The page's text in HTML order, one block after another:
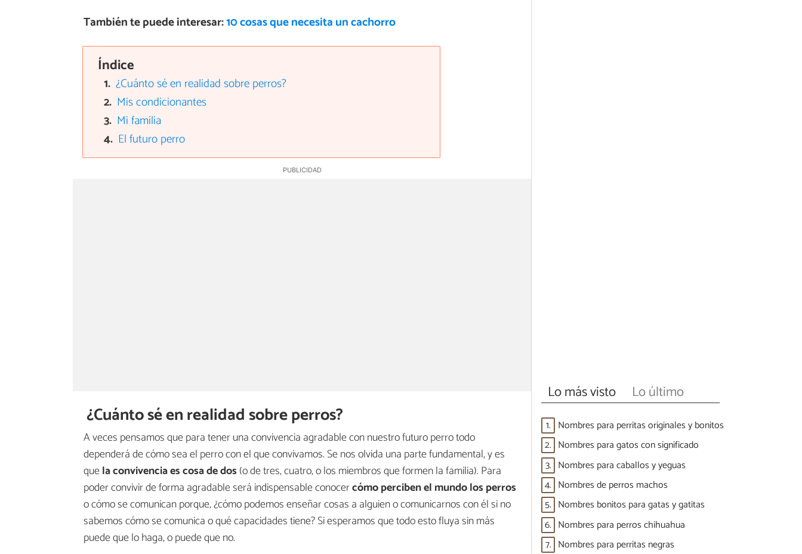
También te puede interesar:10 cosas que necesita un cachorro
Índice
¿Cuánto sé en realidad sobre perros?
Mis condicionantes
Mi familia
El futuro perro
¿Cuánto sé en realidad sobre perros?
A veces pensamos que para tener una convivencia agradable con nuestro futuro perro todo
dependerá de cómo sea el perro con el que convivamos. Se nos olvida una parte fundamental, y es
quela convivencia es cosa de dos (o de tres, cuatro, o los miembros que formen la familia). Para
poder convivir de forma agradable será indispensable conocercómo perciben el mundo los perros
o cómo se comunican porque, ¿cómo podemos enseñar cosas a alguien o comunicarnos con él si no
sabemos cómo se comunica o qué capacidades tiene? Si esperamos que todo esto fluya sin más
puede que lo haga, o puede que no.
Lo más visto Lo último
1. Nombres para perritas originales y bonitos
2. Nombres para gatos con significado
3. Nombres para caballos y yeguas
4. Nombres de perros machos
5. Nombres bonitos para gatas y gatitas
6. Nombres para perros chihuahua
7. Nombres para perritas negras